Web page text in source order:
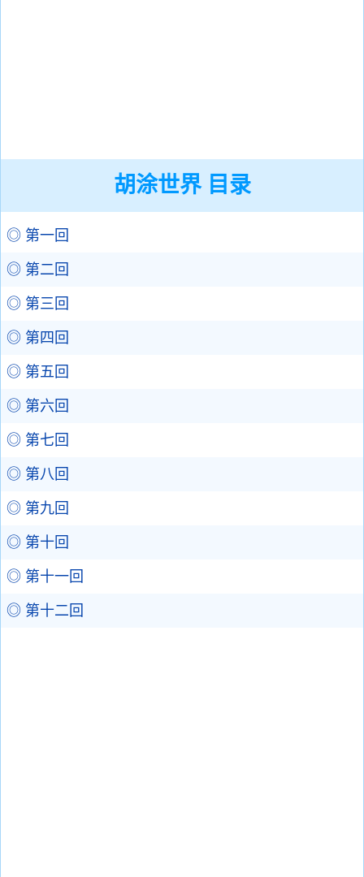
胡涂世界 目录
◎ 第一回
◎ 第二回
◎ 第三回
◎ 第四回
◎ 第五回
◎ 第六回
◎ 第七回
◎ 第八回
◎ 第九回
◎ 第十回
◎ 第十一回
◎ 第十二回